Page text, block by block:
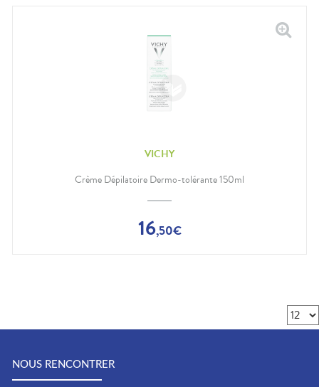
VICHY
Crème Dépilatoire Dermo-tolérante 150ml
16,50€
NOUS RENCONTRER